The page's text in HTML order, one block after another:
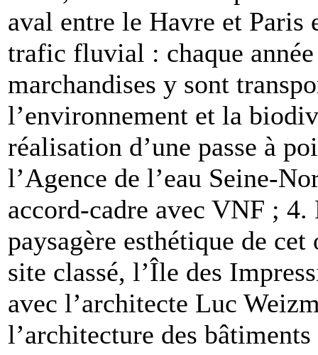
aval entre le Havre et Paris
trafic fluvial : chaque
marchandises y sont
l’environnement et la
réalisation d’une passe à
l’Agence de l’eau Seine-
accord-cadre avec VNF ;
paysagère esthétique de
site classé, l’Île des
avec l’architecte Luc
l’architecture des bâtiments